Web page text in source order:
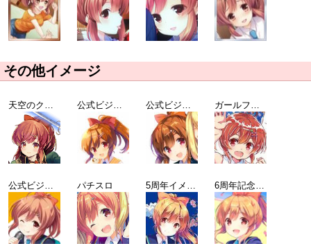
その他イメージ
天空のクリスタリアコラボ 公式ビジュアルコレクション Vol.2 アニメBDパッケージビジュアル 公式ビジュアルコレクション Vol.2 アニメBDパッケージビジュアル ガールフレンド(♪) ~nonet notes~
公式ビジュアルコレクション Vol.3 表紙 パチスロ 5周年イメージビジュアル 6周年記念イラスト